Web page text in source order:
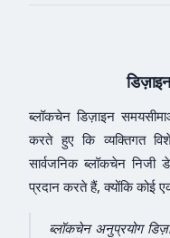
ब्लॉकचेन डिज़ाइन
करते हुए कि व्यक्तिगत
सार्वजनिक ब्लॉकचेन निजी
प्रदान करते हैं, क्योंकि कोई
ब्लॉकचेन अनुप्रयोग